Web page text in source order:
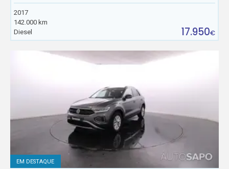
2017
142.000 km
Diesel
17.950€
EM DESTAQUE